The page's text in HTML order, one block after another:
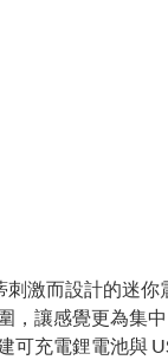
激而設計的迷
，讓感覺更為集
可充電鋰電池與